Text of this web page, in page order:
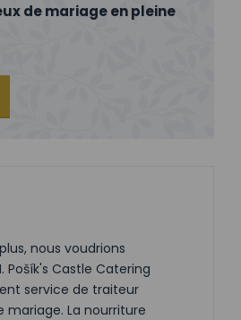
de mariage en pleine
nous voudrions
Pošík's Castle Catering
service de traiteur
mariage. La nourriture